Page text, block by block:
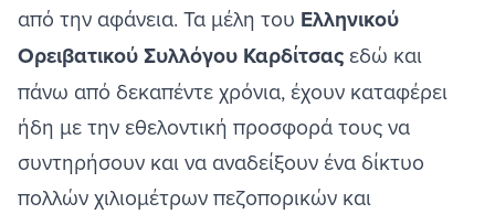
από την αφάνεια. Τα μέλη του Ελληνικού
Ορειβατικού Συλλόγου Καρδίτσας εδώ και
πάνω από δεκαπέντε χρόνια, έχουν καταφέρει
ήδη με την εθελοντική προσφορά τους να
συντηρήσουν και να αναδείξουν ένα δίκτυο
πολλών χιλιομέτρων πεζοπορικών και